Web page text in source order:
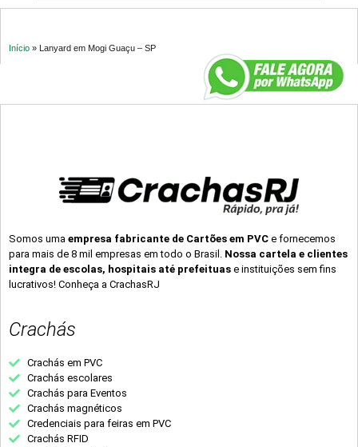
Início » Lanyard em Mogi Guaçu – SP
Somos uma empresa fabricante de Cartões em PVC e fornecemos
para mais de 8 mil empresas em todo o Brasil. Nossa cartela e clientes
integra de escolas, hospitais até prefeituas e instituições sem fins
lucrativos! Conheça a CrachasRJ
Crachás
Crachás em PVC
Crachás escolares
Crachás para Eventos
Crachás magnéticos
Credenciais para feiras em PVC
Crachás RFID